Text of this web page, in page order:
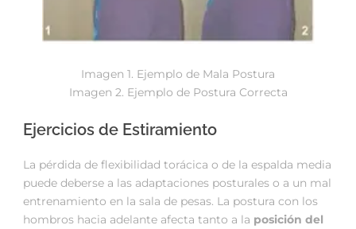
Imagen 1. Ejemplo de Mala Postura
Imagen 2. Ejemplo de Postura Correcta
Ejercicios de Estiramiento
La pérdida de flexibilidad torácica o de la espalda media
puede deberse a las adaptaciones posturales o a un mal
entrenamiento en la sala de pesas. La postura con los
hombros hacia adelante afecta tanto a la posición del